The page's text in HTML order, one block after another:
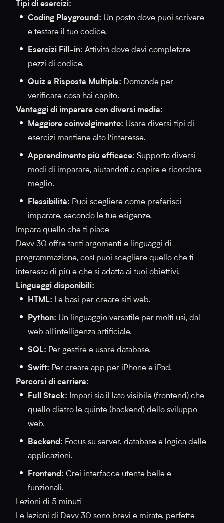
Tipi di esercizi:
Coding Playground: Un posto dove puoi scrivere
e testare il tuo codice.
Esercizi Fill-in: Attività dove devi completare
pezzi di codice.
Quiz a Risposta Multipla: Domande per
verificare cosa hai capito.
Vantaggi di imparare con diversi media:
Maggiore coinvolgimento: Usare diversi tipi di
esercizi mantiene alto l'interesse.
Apprendimento più efficace: Supporta diversi
modi di imparare, aiutandoti a capire e ricordare
meglio.
Flessibilità: Puoi scegliere come preferisci
imparare, secondo le tue esigenze.
Impara quello che ti piace
Devv 30 offre tanti argomenti e linguaggi di
programmazione, così puoi scegliere quello che ti
interessa di più e che si adatta ai tuoi obiettivi.
Linguaggi disponibili:
HTML: Le basi per creare siti web.
Python: Un linguaggio versatile per molti usi, dal
web all'intelligenza artificiale.
SQL: Per gestire e usare database.
Swift: Per creare app per iPhone e iPad.
Percorsi di carriera:
Full Stack: Impari sia il lato visibile (frontend) che
quello dietro le quinte (backend) dello sviluppo
web.
Backend: Focus su server, database e logica delle
applicazioni.
Frontend: Crei interfacce utente belle e
funzionali.
Lezioni di 5 minuti
Le lezioni di Devv 30 sono brevi e mirate, perfette